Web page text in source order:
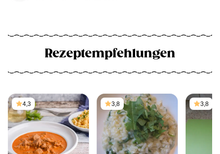
Rezeptempfehlungen
4,3 3,8 3,8